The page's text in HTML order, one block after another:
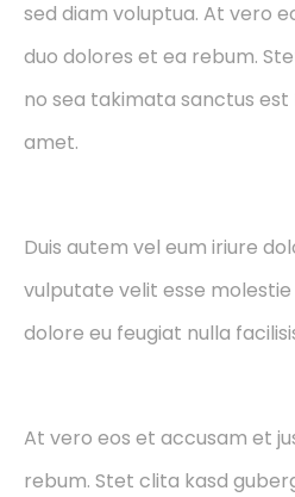
sed diam voluptua. At vero
duo dolores et ea rebum.
no sea takimata sanctus
amet.
Duis autem vel eum iriure
vulputate velit esse
dolore eu feugiat nulla
At vero eos et accusam et
rebum. Stet clita kasd